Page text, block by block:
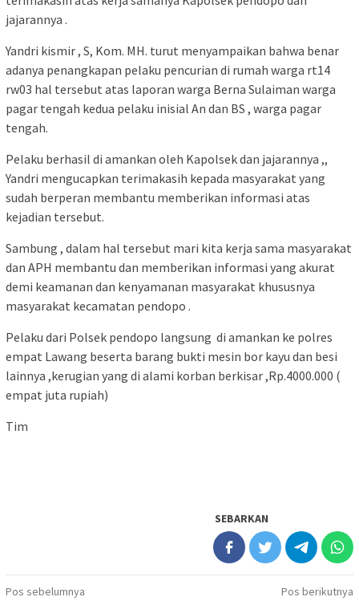
jajarannya .
Yandri kismir , S, Kom. MH. turut menyampaikan bahwa benar
adanya penangkapan pelaku pencurian di rumah warga rt14
rw03 hal tersebut atas laporan warga Berna Sulaiman warga
pagar tengah kedua pelaku inisial An dan BS , warga pagar
tengah.
Pelaku berhasil di amankan oleh Kapolsek dan jajarannya ,,
Yandri mengucapkan terimakasih kepada masyarakat yang
sudah berperan membantu memberikan informasi atas
kejadian tersebut.
Sambung , dalam hal tersebut mari kita kerja sama masyarakat
dan APH membantu dan memberikan informasi yang akurat
demi keamanan dan kenyamanan masyarakat khususnya
masyarakat kecamatan pendopo .
Pelaku dari Polsek pendopo langsung di amankan ke polres
empat Lawang beserta barang bukti mesin bor kayu dan besi
lainnya ,kerugian yang di alami korban berkisar ,Rp.4000.000 (
empat juta rupiah)
Tim
SEBARKAN
Navigasi
Pos sebelumnya
Pos berikutnya